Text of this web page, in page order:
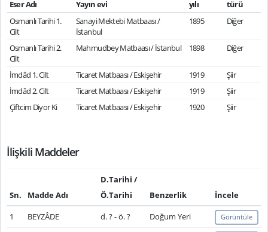
Eser Adı Yayın evi
yılı
türü
Osmanlı Tarihi 1.
Cilt
Sanayi Mektebi Matbaası /
İstanbul
1895 Diğer
Osmanlı Tarihi 2.
Cilt
Mahmudbey Matbaası / İstanbul 1898 Diğer
İmdâd 1. Cilt Ticaret Matbaası / Eskişehir 1919
Şiir
İmdâd 2. Cilt
Ticaret Matbaası / Eskişehir 1919
Şiir
Çiftcim Diyor Ki
Ticaret Matbaası / Eskişehir 1920 Şiir
İlişkili Maddeler
Sn. Madde Adı
D.Tarihi /
Ö.Tarihi
Benzerlik
İncele
1
BEYZÂDE d. ? - ö. ? Doğum Yeri Görüntüle